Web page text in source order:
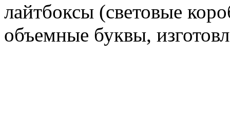
лайтбоксы (световые
объемные буквы,